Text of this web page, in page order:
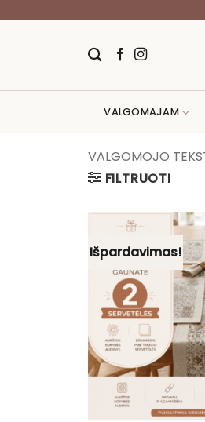
VALGOMAJAM
VALGOMOJO
FILTRUOTI
Išpardavimas!